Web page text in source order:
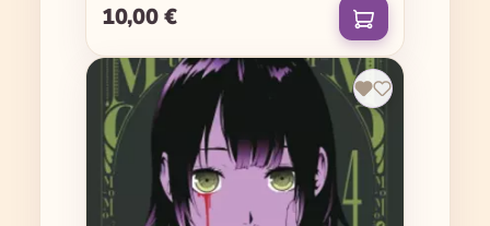
Regulärer Preis:
10,00 €